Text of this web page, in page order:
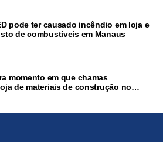
pode ter causado incêndio em loja e
de combustíveis em Manaus
momento em que chamas
de materiais de construção no